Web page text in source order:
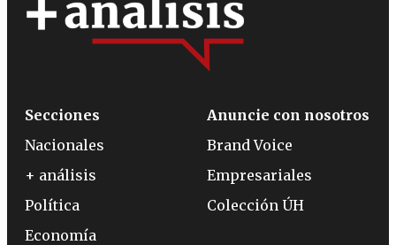
Secciones
Nacionales
+ análisis
Política
Economía
Anuncie con nosotros
Brand Voice
Empresariales
Colección ÚH